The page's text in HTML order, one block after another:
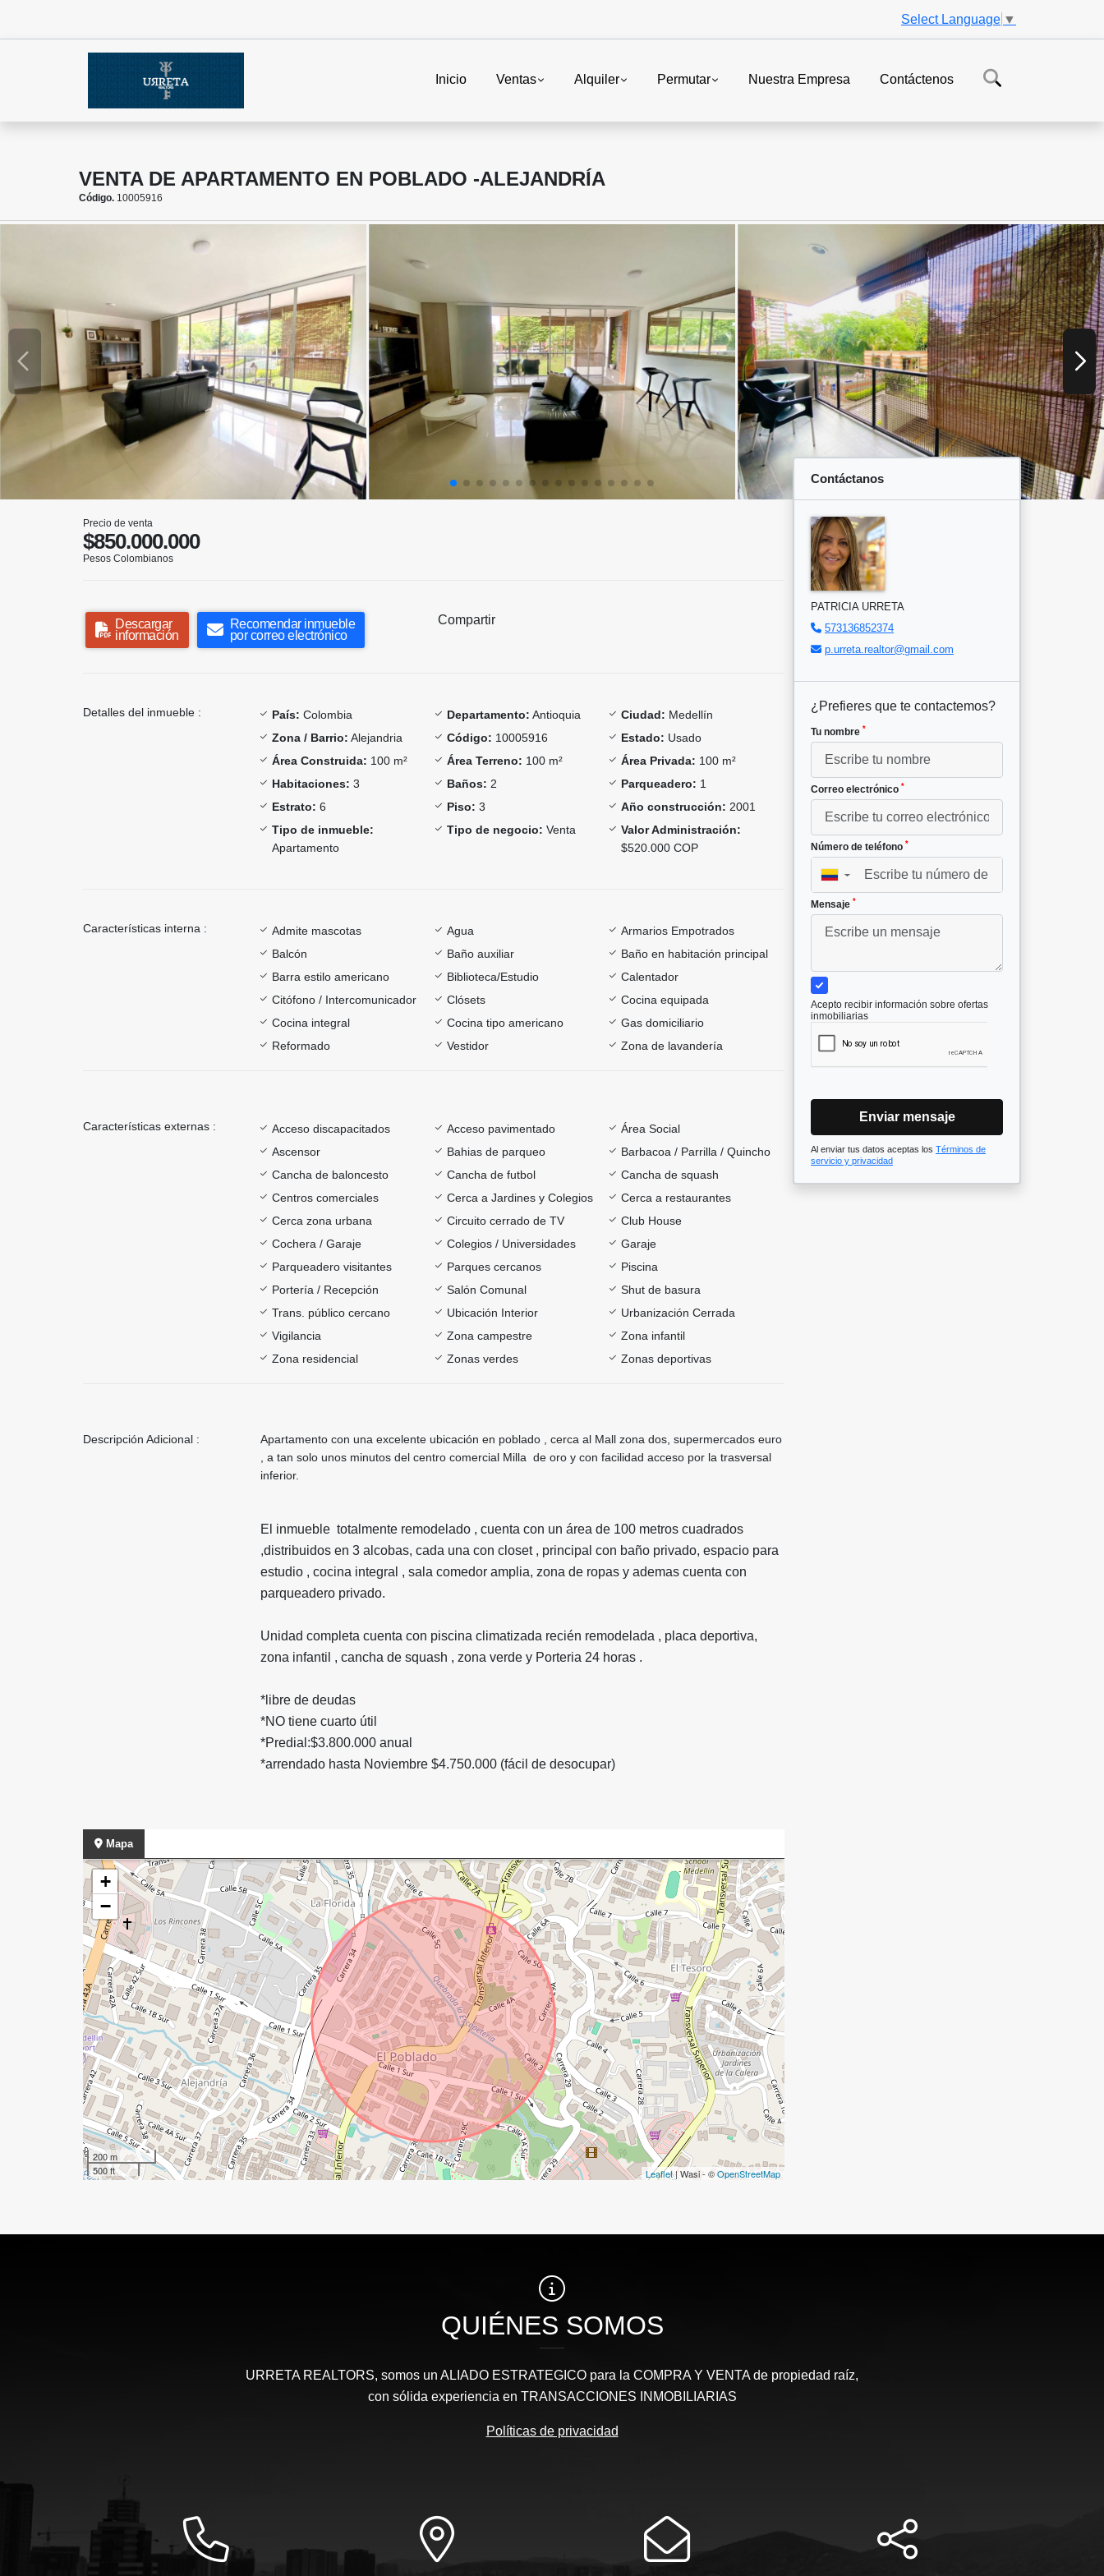
Select Language ▼
Inicio Ventas Alquiler Permutar Nuestra Empresa Contáctenos
VENTA DE APARTAMENTO EN POBLADO -ALEJANDRÍA
Código. 10005916
Precio de venta
$850.000.000
Pesos Colombianos
Descargar
información
Recomendar inmueble
por correo electrónico
Compartir
Detalles del inmueble : País: Colombia Departamento: Antioquia Ciudad: Medellín
Zona / Barrio: Alejandria Código: 10005916 Estado: Usado
Área Construida: 100 m² Área Terreno: 100 m² Área Privada: 100 m²
Habitaciones: 3 Baños: 2 Parqueadero: 1
Estrato: 6 Piso: 3 Año construcción: 2001
Tipo de inmueble:
Apartamento
Tipo de negocio: Venta
Valor Administración:
$520.000 COP
Características interna : Admite mascotas Agua
Armarios Empotrados
Balcón
Baño auxiliar
Baño en habitación principal
Barra estilo americano
Biblioteca/Estudio
Calentador
Citófono / Intercomunicador
Clósets
Cocina equipada
Cocina integral
Cocina tipo americano
Gas domiciliario
Reformado
Vestidor Zona de lavandería
Características externas : Acceso discapacitados Acceso pavimentado
Área Social
Ascensor
Bahias de parqueo
Barbacoa / Parrilla / Quincho
Cancha de baloncesto
Cancha de futbol
Cancha de squash
Centros comerciales
Cerca a Jardines y Colegios
Cerca a restaurantes
Cerca zona urbana
Circuito cerrado de TV
Club House
Cochera / Garaje
Colegios / Universidades
Garaje
Parqueadero visitantes
Parques cercanos
Piscina
Portería / Recepción
Salón Comunal
Shut de basura
Trans. público cercano
Ubicación Interior
Urbanización Cerrada
Vigilancia
Zona campestre
Zona infantil
Zona residencial
Zonas verdes Zonas deportivas
Descripción Adicional :
Apartamento con una excelente ubicación en poblado , cerca al Mall zona dos, supermercados euro
, a tan solo unos minutos del centro comercial Milla de oro y con facilidad acceso por la trasversal
inferior.
El inmueble totalmente remodelado , cuenta con un área de 100 metros cuadrados
,distribuidos en 3 alcobas, cada una con closet , principal con baño privado, espacio para
estudio , cocina integral , sala comedor amplia, zona de ropas y ademas cuenta con
parqueadero privado.
Unidad completa cuenta con piscina climatizada recién remodelada , placa deportiva,
zona infantil , cancha de squash , zona verde y Porteria 24 horas .
*libre de deudas
*NO tiene cuarto útil
*Predial:$3.800.000 anual
*arrendado hasta Noviembre $4.750.000 (fácil de desocupar)
Mapa
+
−
200 m
500 ft
Leaflet| Wasi - ©OpenStreetMap
Contáctanos
PATRICIA URRETA
573136852374
p.urreta.realtor@gmail.com
¿Prefieres que te contactemos?
Tu nombre *
Correo electrónico *
Número de teléfono *
▼
Mensaje *
Acepto recibir información sobre ofertas
inmobiliarias
Enviar mensaje
Al enviar tus datos aceptas los Términos de
servicio y privacidad
QUIÉNES SOMOS
URRETA REALTORS, somos un ALIADO ESTRATEGICO para la COMPRA Y VENTA de propiedad raíz,
con sólida experiencia en TRANSACCIONES INMOBILIARIAS
Políticas de privacidad